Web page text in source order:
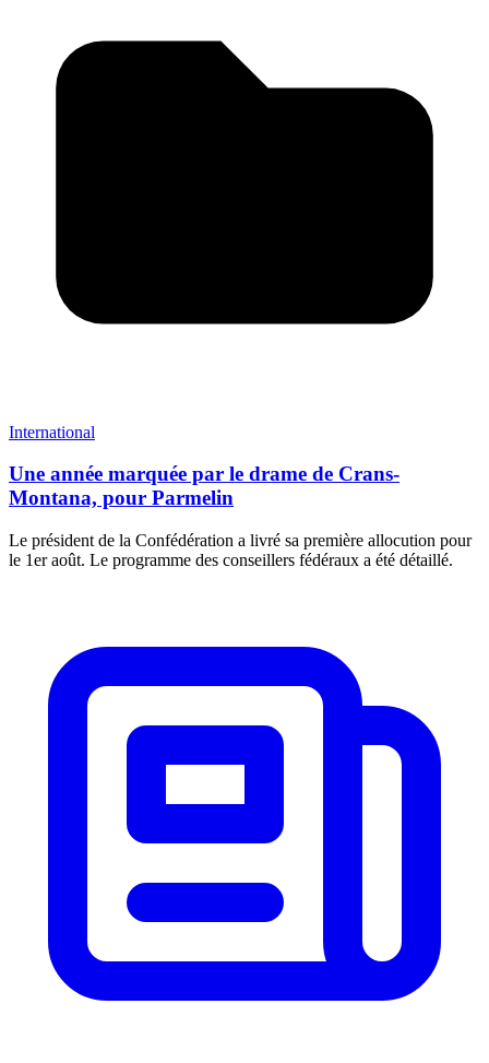
International
Une année marquée par le drame de Crans-
Montana, pour Parmelin
Le président de la Confédération a livré sa première allocution pour
le 1er août. Le programme des conseillers fédéraux a été détaillé.